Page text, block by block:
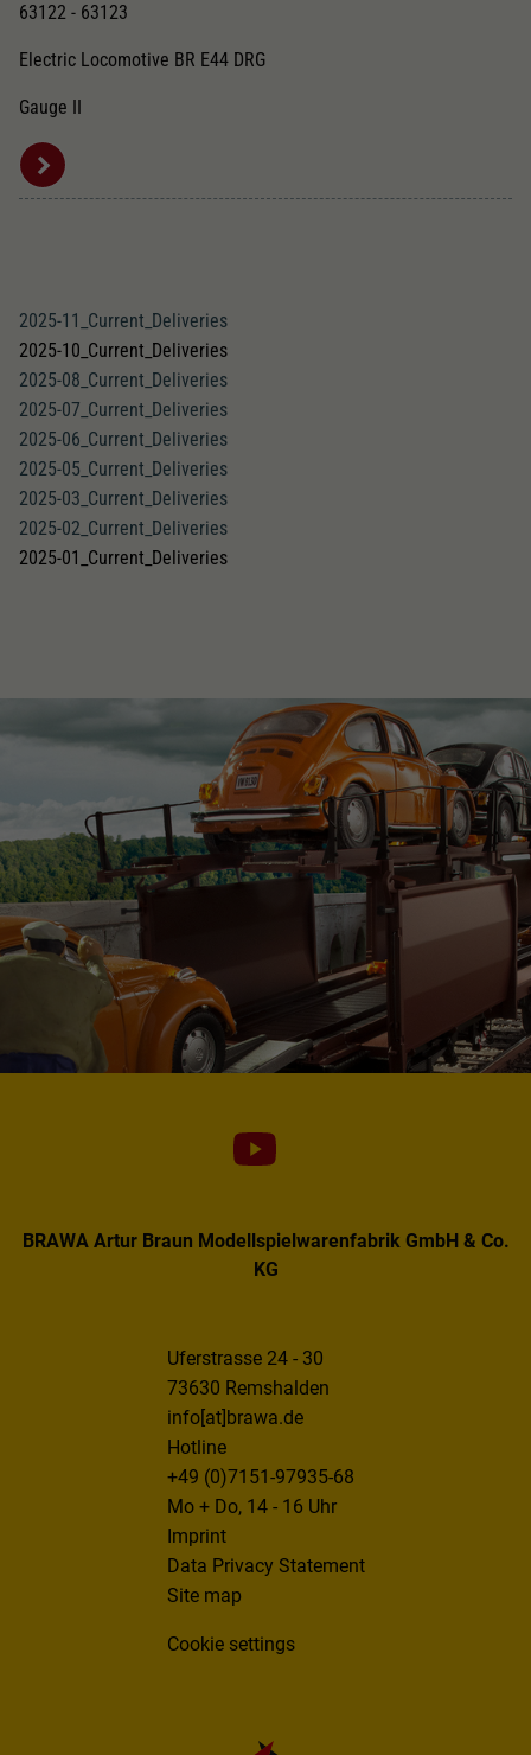
63122 - 63123
Electric Locomotive BR E44 DRG
Gauge II
2025-11_Current_Deliveries
2025-10_Current_Deliveries
2025-08_Current_Deliveries
2025-07_Current_Deliveries
2025-06_Current_Deliveries
2025-05_Current_Deliveries
2025-03_Current_Deliveries
2025-02_Current_Deliveries
2025-01_Current_Deliveries
BRAWA Artur Braun Modellspielwarenfabrik GmbH & Co.
KG
Uferstrasse 24 - 30
73630 Remshalden
info[at]brawa.de
Hotline
+49 (0)7151-97935-68
Mo + Do, 14 - 16 Uhr
Imprint
Data Privacy Statement
Site map
Cookie settings